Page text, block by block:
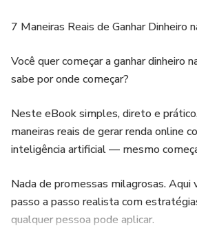
7 Maneiras Reais de Ganhar Dinheiro
Você quer começar a ganhar dinheiro
sabe por onde começar?
Neste eBook simples, direto e
maneiras reais de gerar renda online
inteligência artificial — mesmo
Nada de promessas milagrosas. Aqui
passo a passo realista com
qualquer pessoa pode aplicar.